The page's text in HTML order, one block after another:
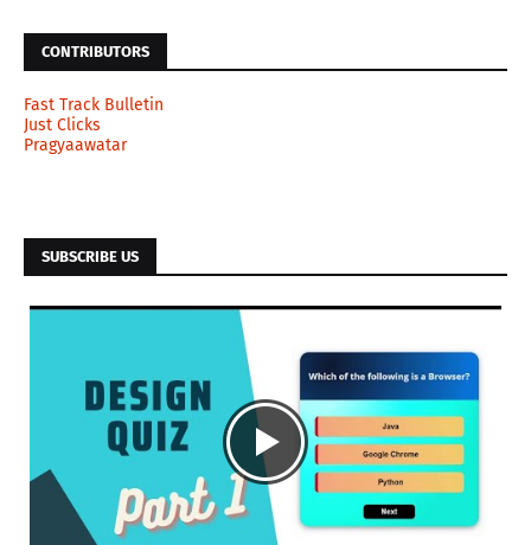
CONTRIBUTORS
Fast Track Bulletin
Just Clicks
Pragyaawatar
SUBSCRIBE US